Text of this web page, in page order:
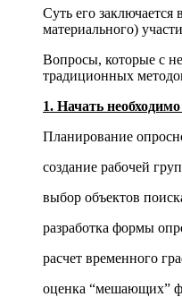
Суть его
материального)
Вопросы, которые с
традиционных
1. Начать
Планирование
создание рабочей
выбор объектов
разработка формы
расчет временного
оценка “мешающих”